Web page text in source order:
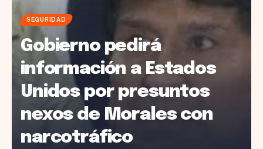
SEGURIDAD
Gobierno pedirá
información a Estados
Unidos por presuntos
nexos de Morales con
narcotráfico